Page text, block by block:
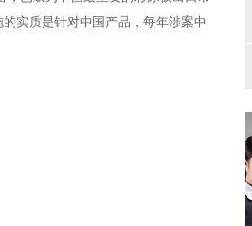
实质是针对中国产品，每年涉案中